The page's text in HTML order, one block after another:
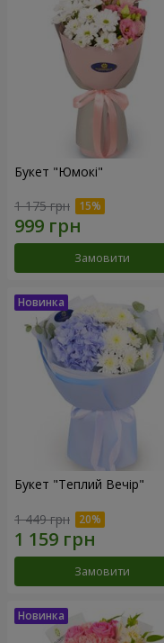
Букет "Юмокі"
1 175 грн
Замовити
Букет "Теплий Вечір"
1 449 грн
Замовити